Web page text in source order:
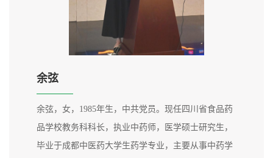
余弦
余弦，女，1985年生，中共党员。现任四川省食品药
品学校教务科科长，执业中药师，医学硕士研究生，
毕业于成都中医药大学生药学专业，主要从事中药学